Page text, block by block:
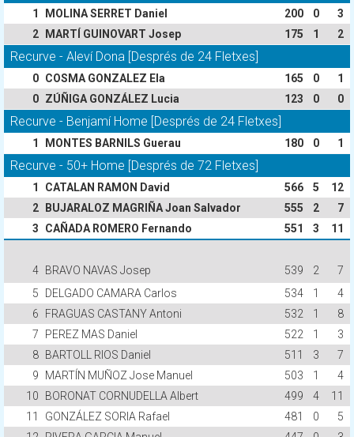
1 MOLINA SERRET Daniel 200 0
3
2
MARTÍ GUINOVART Josep 175 1 2
Recurve - Aleví Dona [Després de 24 Fletxes]
0 COSMA GONZALEZ Ela 165 0
1
0 ZÚÑIGA GONZÁLEZ Lucia 123 0 0
Recurve - Benjamí Home [Després de 24 Fletxes]
1 MONTES BARNILS Guerau 180 0 1
Recurve - 50+ Home [Després de 72 Fletxes]
1 CATALAN RAMON David 566 5
12
2
BUJARALOZ MAGRIÑA Joan Salvador 555 2
7
3
CAÑADA ROMERO Fernando 551 3 11
4 BRAVO NAVAS Josep 539 2
7
5
DELGADO CAMARA Carlos 534 1
4
6
FRAGUAS CASTANY Antoni 532 1
8
7
PEREZ MAS Daniel 522 1
3
8 BARTOLL RIOS Daniel 511 3
7
9
MARTÍN MUÑOZ Jose Manuel 503 1
4
10
BORONAT CORNUDELLA Albert 499 4
11
11
GONZÁLEZ SORIA Rafael 481 0
5